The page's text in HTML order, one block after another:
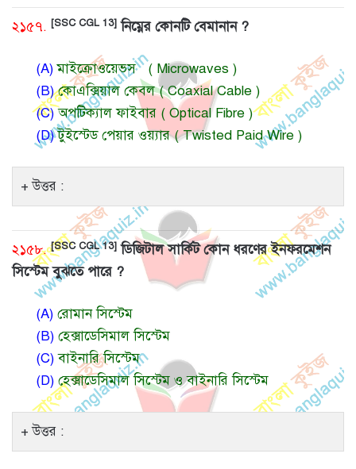
২১৫৭. [SSC CGL 13] নিম্নের কোনটি বেমানান ?
(A)মাইক্রোওয়েভস ( Microwaves )
(B)কোএক্সিয়াল কেবল ( Coaxial Cable )
(C)অপটিক্যাল ফাইবার ( Optical Fibre )
(D)টুইস্টেড পেয়ার ওয়্যার ( Twisted Paid Wire )
উত্তর :
২১৫৮. [SSC CGL 13] ডিজিটাল সার্কিট কোন ধরণের ইনফরমেশন
সিস্টেম বুঝতে পারে ?
(A) রোমান সিস্টেম
(B) হেক্সাডেসিমাল সিস্টেম
(C)বাইনারি সিস্টেম
(D) হেক্সাডেসিমাল সিস্টেম ও বাইনারি সিস্টেম
উত্তর :